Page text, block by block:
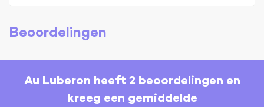
Beoordelingen
Au Luberon heeft 2 beoordelingen en
kreeg een gemiddelde